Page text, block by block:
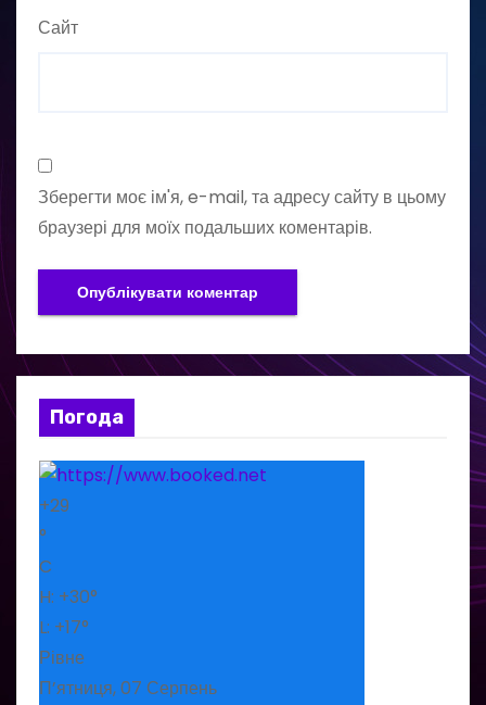
Сайт
Зберегти моє ім'я, e-mail, та адресу сайту в цьому
браузері для моїх подальших коментарів.
Погода
+29
°
C
H: +30°
L: +17°
Рівне
П’ятниця, 07 Серпень